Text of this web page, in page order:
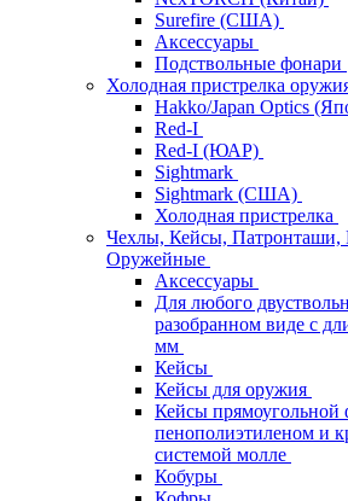
Surefire (США)
Аксессуары
Подствольные фонари
Холодная пристрелка
Hakko/Japan Optics
Red-I
Red-I (ЮАР)
Sightmark
Sightmark (США)
Холодная пристрелка
Чехлы, Кейсы, Патронташи,
Оружейные
Аксессуары
Для любого
разобранном виде с
мм
Кейсы
Кейсы для оружия
Кейсы прямоугольной
пенополиэтиленом и
системой молле
Кобуры